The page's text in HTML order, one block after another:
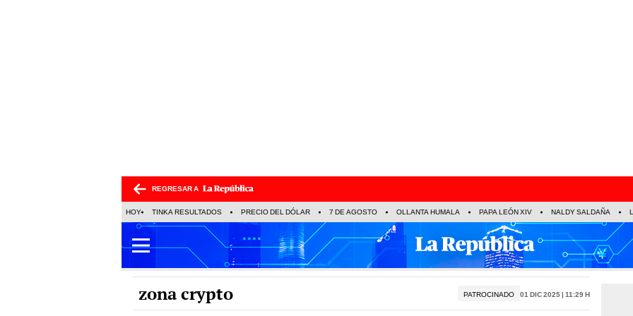
REGRESAR A
HOY TINKA RESULTADOS PRECIO DEL DÓLAR 7 DE AGOSTO OLLANTA HUMALA PAPA LEÓN XIV NALDY SALDAÑA
zona crypto PATROCINADO 01 Dic 2025 | 11:29 h